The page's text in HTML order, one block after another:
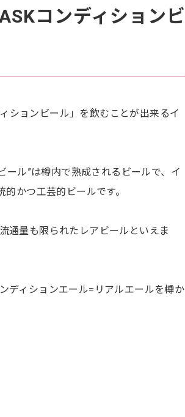
コンディションビ
ションビール」を飲むことが出来るイ
ール”は樽内で熟成されるビールで、イ
かつ工芸的ビールです。
通量も限られたレアビールといえま
ディションエール=リアルエールを樽か